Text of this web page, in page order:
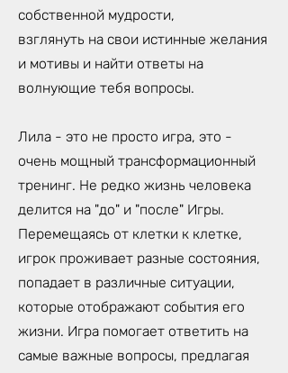
собственной мудрости,
взглянуть на свои истинные желания
и мотивы и найти ответы на
волнующие тебя вопросы.
Лила - это не просто игра, это -
очень мощный трансформационный
тренинг. Не редко жизнь человека
делится на "до" и "после" Игры.
Перемещаясь от клетки к клетке,
игрок проживает разные состояния,
попадает в различные ситуации,
которые отображают события его
жизни. Игра помогает ответить на
самые важные вопросы, предлагая